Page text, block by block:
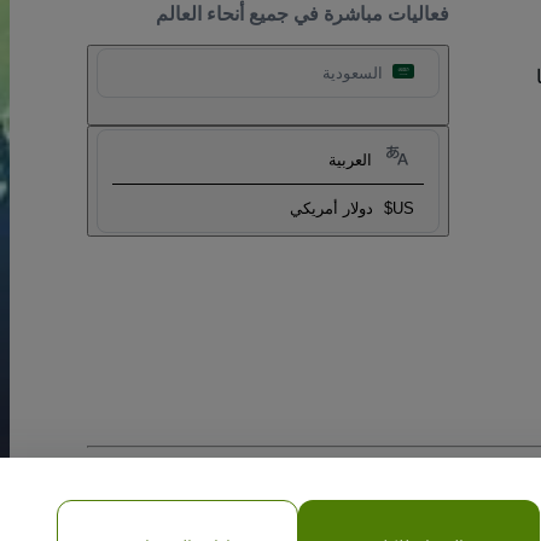
فعاليات مباشرة في جميع أنحاء العالم
السعودية
العربية
US$ دولار أمريكي